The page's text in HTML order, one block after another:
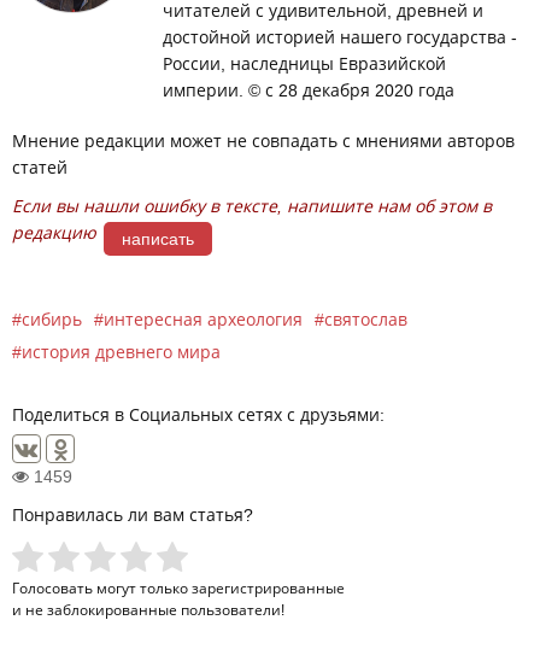
читателей с удивительной, древней и
достойной историей нашего государства -
России, наследницы Евразийской
империи. © с 28 декабря 2020 года
Мнение редакции может не совпадать с мнениями авторов
статей
Если вы нашли ошибку в тексте, напишите нам об этом в
редакцию
написать
сибирь интересная археология
святослав
история древнего мира
Поделиться в Социальных сетях с друзьями:
1459
Понравилась ли вам статья?
Голосовать могут только зарегистрированные
и не заблокированные пользователи!